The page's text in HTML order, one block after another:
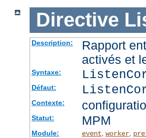
Directive
Description:
Rapport
activés et
Syntaxe:
Défaut:
Contexte:
Statut: MPM
Module: event worker,